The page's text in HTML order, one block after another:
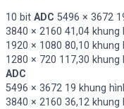
10 bit ADC 5496 × 3672
3840 × 2160 41,04 khung
1920 × 1080 80,10 khung
1280 × 720 117,30
ADC
5496 × 3672 19 khung
3840 × 2160 36,12 khung